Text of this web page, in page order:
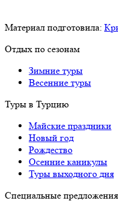
Материал подготовила:
Отдых по сезонам
Зимние туры
Весенние туры
Туры в Турцию
Майские праздники
Новый год
Рождество
Осенние каникулы
Туры выходного дня
Специальные предложения